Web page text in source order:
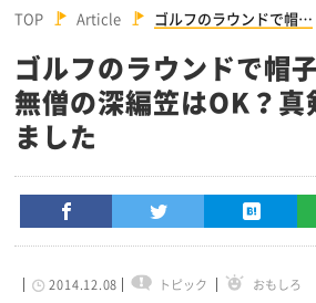
TOP Article ゴルフのラウンドで帽…
ゴルフのラウンドで帽
無僧の深編笠はOK？真
ました
2014.12.08 トピック おもしろ